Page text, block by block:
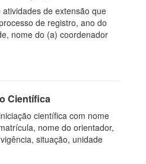
de extensão que
de registro, ano do
nome do (a) coordenador
Científica
científica com nome
nome do orientador,
situação, unidade